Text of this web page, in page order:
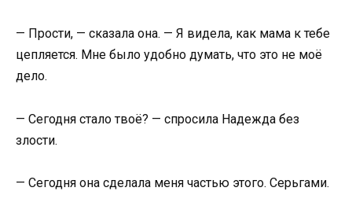
— Прости, — сказала она. — Я видела, как мама к тебе
цепляется. Мне было удобно думать, что это не моё
дело.
— Сегодня стало твоё? — спросила Надежда без
злости.
— Сегодня она сделала меня частью этого. Серьгами.